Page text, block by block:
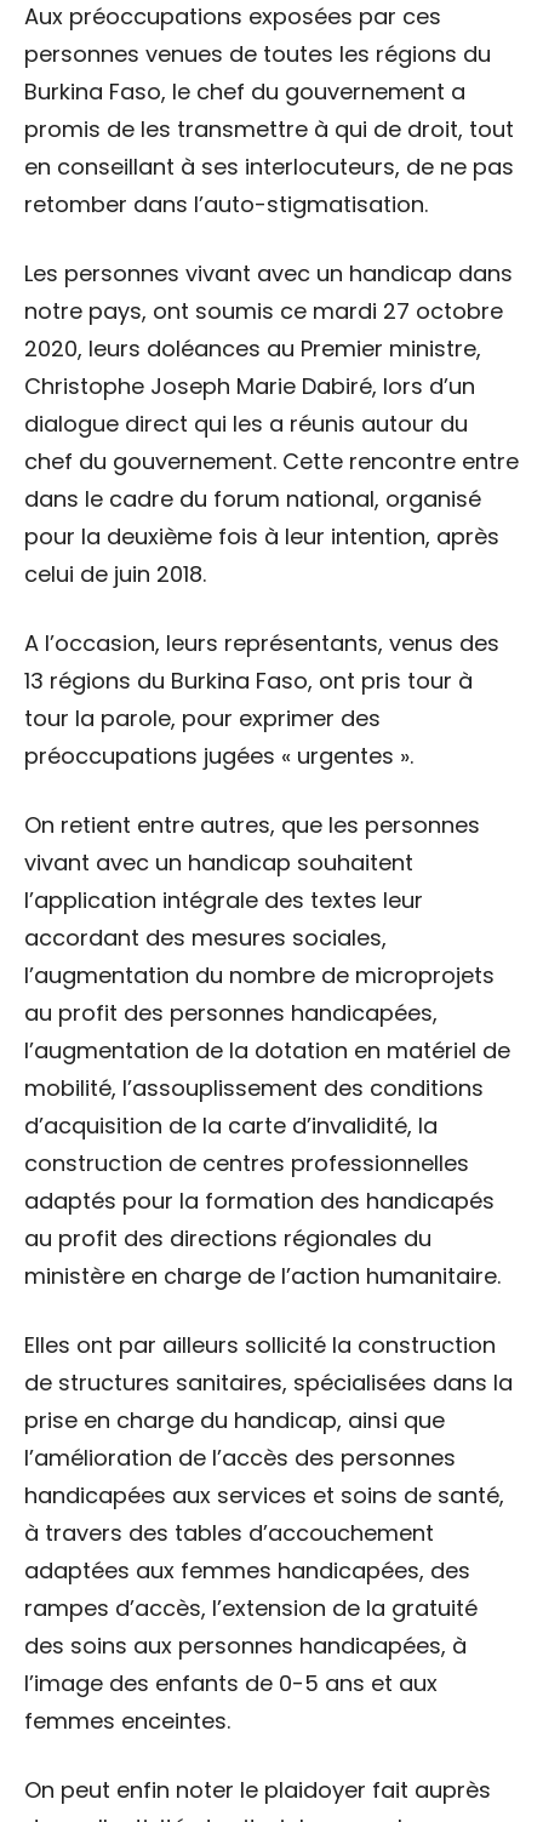
Aux préoccupations exposées par ces
personnes venues de toutes les régions du
Burkina Faso, le chef du gouvernement a
promis de les transmettre à qui de droit, tout
en conseillant à ses interlocuteurs, de ne pas
retomber dans l’auto-stigmatisation.
Les personnes vivant avec un handicap dans
notre pays, ont soumis ce mardi 27 octobre
2020, leurs doléances au Premier ministre,
Christophe Joseph Marie Dabiré, lors d’un
dialogue direct qui les a réunis autour du
chef du gouvernement. Cette rencontre entre
dans le cadre du forum national, organisé
pour la deuxième fois à leur intention, après
celui de juin 2018.
A l’occasion, leurs représentants, venus des
13 régions du Burkina Faso, ont pris tour à
tour la parole, pour exprimer des
préoccupations jugées « urgentes ».
On retient entre autres, que les personnes
vivant avec un handicap souhaitent
l’application intégrale des textes leur
accordant des mesures sociales,
l’augmentation du nombre de microprojets
au profit des personnes handicapées,
l’augmentation de la dotation en matériel de
mobilité, l’assouplissement des conditions
d’acquisition de la carte d’invalidité, la
construction de centres professionnelles
adaptés pour la formation des handicapés
au profit des directions régionales du
ministère en charge de l’action humanitaire.
Elles ont par ailleurs sollicité la construction
de structures sanitaires, spécialisées dans la
prise en charge du handicap, ainsi que
l’amélioration de l’accès des personnes
handicapées aux services et soins de santé,
à travers des tables d’accouchement
adaptées aux femmes handicapées, des
rampes d’accès, l’extension de la gratuité
des soins aux personnes handicapées, à
l’image des enfants de 0-5 ans et aux
femmes enceintes.
On peut enfin noter le plaidoyer fait auprès